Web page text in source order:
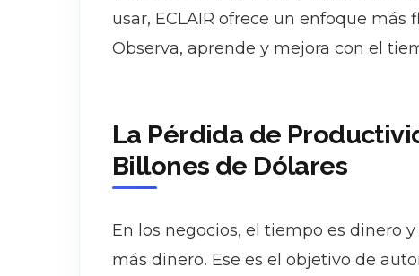
usar, ECLAIR ofrece un enfoque
Observa, aprende y mejora con el
La Pérdida de
Billones de Dólares
En los negocios, el tiempo es dinero
más dinero. Ese es el objetivo de